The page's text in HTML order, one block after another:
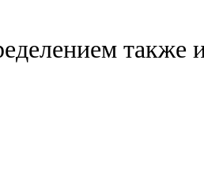
также